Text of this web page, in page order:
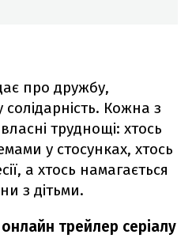
про дружбу,
солідарність. Кожна з
труднощі: хтось
у стосунках, хтось
а хтось намагається
з дітьми.
трейлер серіалу